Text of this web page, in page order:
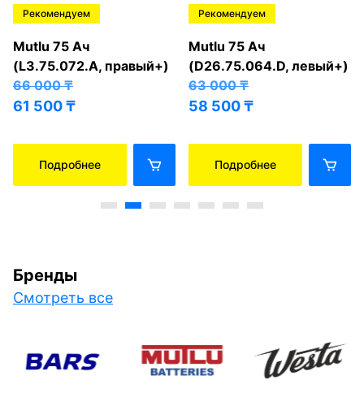
Рекомендуем
Mutlu 75 Ач
(L3.75.072.A, правый+)
66 000₸
61 500₸
Подробнее
Рекомендуем
Mutlu 75 Ач
(D26.75.064.D, левый+)
63 000₸
58 500₸
Подробнее
Бренды
Смотреть все